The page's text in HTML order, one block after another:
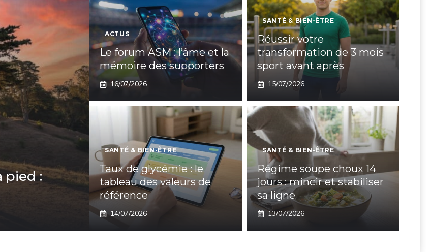
pied :
ACTUS
Le forum ASM : l’âme et la
mémoire des supporters
16/07/2026
SANTÉ & BIEN-ÊTRE
Réussir votre
transformation de 3 mois
sport avant après
15/07/2026
SANTÉ & BIEN-ÊTRE
Taux de glycémie : le
tableau des valeurs de
référence
14/07/2026
SANTÉ & BIEN-ÊTRE
Régime soupe choux 14
jours : mincir et stabiliser
sa ligne
13/07/2026